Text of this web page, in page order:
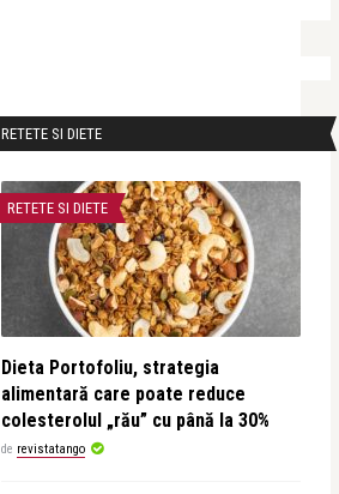
RETETE SI DIETE
RETETE SI DIETE
Dieta Portofoliu, strategia
alimentară care poate reduce
colesterolul „rău” cu până la 30%
de revistatango